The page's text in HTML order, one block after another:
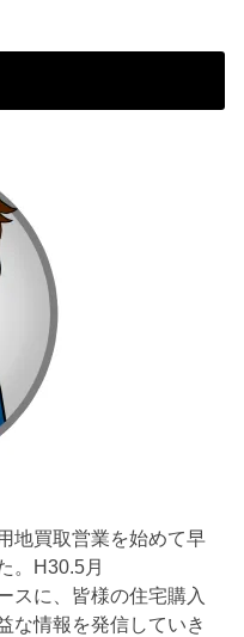
地買取営業を始めて早
。H30.5月
スに、皆様の住宅購入
な情報を発信していき